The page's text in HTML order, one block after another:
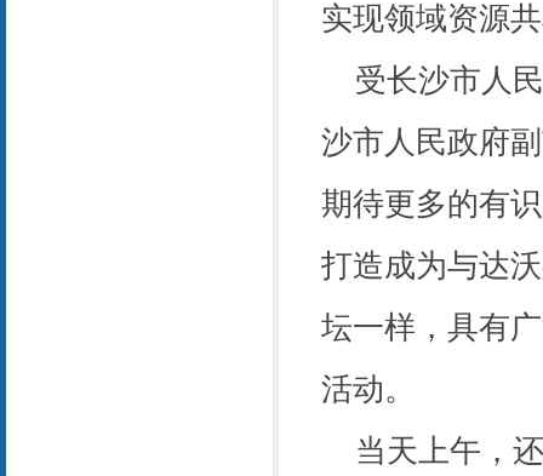
实现领域资源
受长沙市人民
沙市人民政府
期待更多的有
打造成为与达
坛一样，具有
活动。
当天上午，